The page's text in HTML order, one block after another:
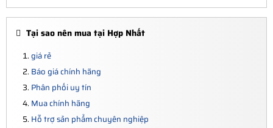
Tại sao nên mua tại Hợp Nhất
giá rẻ
Báo giá chính hãng
Phân phối uy tín
Mua chính hãng
Hỗ trợ sản phẩm chuyên nghiệp